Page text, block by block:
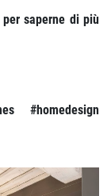
per saperne di più
#homedesign